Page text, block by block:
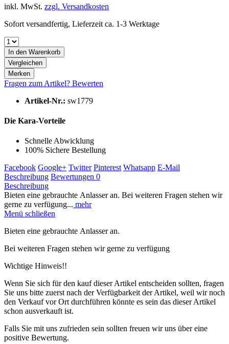
inkl. MwSt. zzgl. Versandkosten
Sofort versandfertig, Lieferzeit ca. 1-3 Werktage
In den Warenkorb
Vergleichen
Merken
Fragen zum Artikel? Bewerten
Artikel-Nr.: sw1779
Die Kara-Vorteile
Schnelle Abwicklung
100% Sichere Bestellung
Facebook Google+ Twitter Pinterest Whatsapp E-Mail
Beschreibung Bewertungen 0
Beschreibung
Bieten eine gebrauchte Anlasser an. Bei weiteren Fragen stehen wir
gerne zu verfügung... mehr
Menü schließen
Bieten eine gebrauchte Anlasser an.
Bei weiteren Fragen stehen wir gerne zu verfügung
Wichtige Hinweis!!
Wenn Sie sich für den kauf dieser Artikel entscheiden sollten, fragen
Sie uns bitte zuerst nach der Verfügbarkeit der Artikel, weil wir noch
den Verkauf vor Ort durchführen könnte es sein das dieser Artikel
schon ausverkauft ist.
Falls Sie mit uns zufrieden sein sollten freuen wir uns über eine
positive Bewertung.